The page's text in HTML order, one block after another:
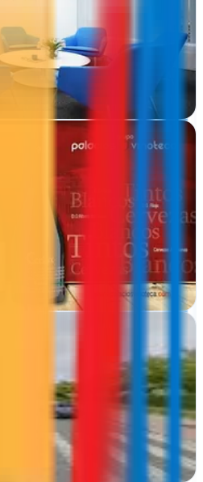
La Rioja. Goviwebs crea presencia
real y gráfica profesional
con estrategia publicitaria
pensados para resultados reales
en el entorno digital con estrategias
a cada negocio en Logroño